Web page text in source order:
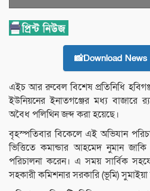
📸Download
এইচ অার রুবেল বিশেষ প্রতিনিধি
ইউনিয়নের ইনাতগঞ্জের মধ্য বাজারে
অবৈধ পলিথিন জব্দ করা হয়েছে।
বৃহস্পতিবার বিকেলে এই অভিযান
ভিত্তিতে কমান্ডার আহমেদ নুমান
পরিচালনা করেন। এ সময় সার্বিক
সহকারী কমিশনার সরকারি (ভূমি) সুমাইয়া